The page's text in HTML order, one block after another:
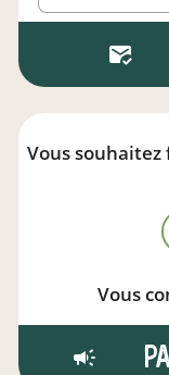
Vous
Vous